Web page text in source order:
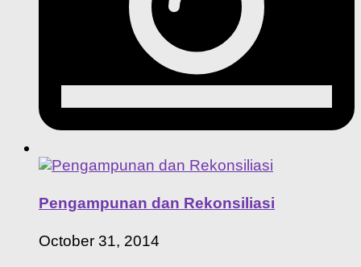
Pengampunan dan Rekonsiliasi
October 31, 2014